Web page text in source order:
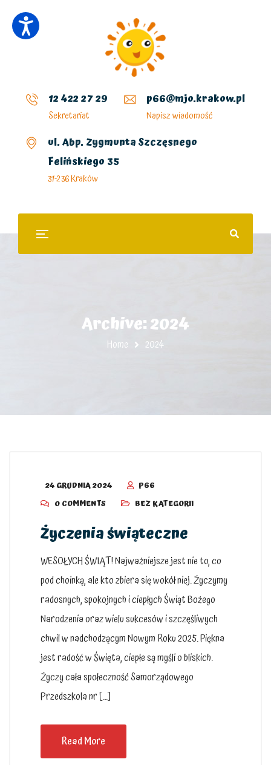
12 422 27 29
Sekretariat
p66@mjo.krakow.pl
Napisz wiadomość
ul. Abp. Zygmunta Szczęsnego
Felińskiego 35
31-236 Kraków
Archive: 2024
Home 2024
24 GRUDNIA 2024
P66
0 COMMENTS
BEZ KATEGORII
Życzenia świąteczne
WESOŁYCH ŚWIĄT! Najważniejsze jest nie to, co
pod choinką, ale kto zbiera się wokół niej. Życzymy
radosnych, spokojnych i ciepłych Świąt Bożego
Narodzenia oraz wielu sukcesów i szczęśliwych
chwil w nadchodzącym Nowym Roku 2025. Piękna
jest radość w Święta, ciepłe są myśli o bliskich.
Życzy cała społeczność Samorządowego
Przedszkola nr […]
Read More